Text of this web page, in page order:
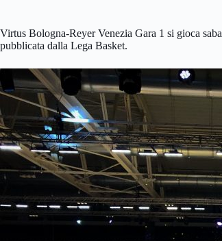
Virtus Bologna-Reyer Venezia Gara 1 si gioca
pubblicata dalla Lega Basket.